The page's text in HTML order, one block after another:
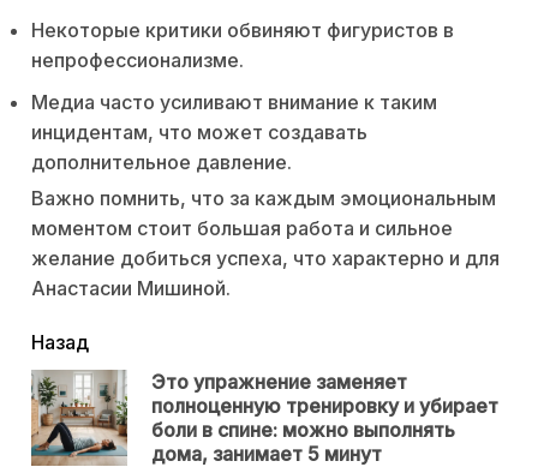
Некоторые критики обвиняют фигуристов в
непрофессионализме.
Медиа часто усиливают внимание к таким
инцидентам, что может создавать
дополнительное давление.
Важно помнить, что за каждым эмоциональным
моментом стоит большая работа и сильное
желание добиться успеха, что характерно и для
Анастасии Мишиной.
читать
еще
Назад
Это упражнение заменяет
полноценную тренировку и убирает
боли в спине: можно выполнять
дома, занимает 5 минут